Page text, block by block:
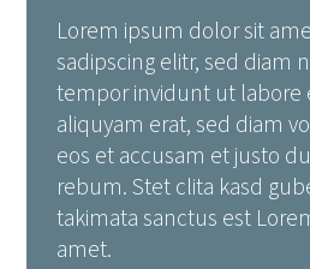
Lorem ipsum dolor sit
sadipscing elitr, sed diam
tempor invidunt ut labore
aliquyam erat, sed diam
eos et accusam et justo
rebum. Stet clita kasd
takimata sanctus est
amet.